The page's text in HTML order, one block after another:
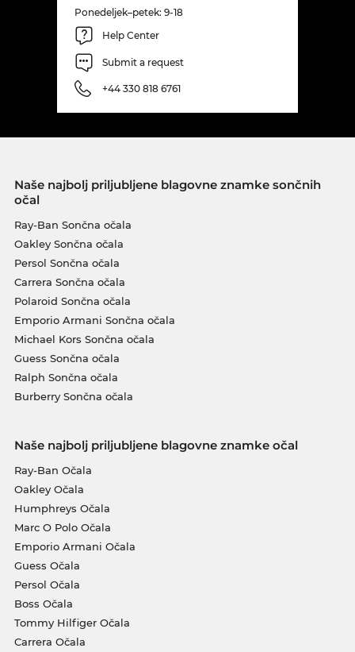
Ponedeljek–petek: 9-18
Help Center
Submit a request
+44 330 818 6761
Naše najbolj priljubljene blagovne znamke sončnih
očal
Ray-Ban Sončna očala
Oakley Sončna očala
Persol Sončna očala
Carrera Sončna očala
Polaroid Sončna očala
Emporio Armani Sončna očala
Michael Kors Sončna očala
Guess Sončna očala
Ralph Sončna očala
Burberry Sončna očala
Naše najbolj priljubljene blagovne znamke očal
Ray-Ban Očala
Oakley Očala
Humphreys Očala
Marc O Polo Očala
Emporio Armani Očala
Guess Očala
Persol Očala
Boss Očala
Tommy Hilfiger Očala
Carrera Očala